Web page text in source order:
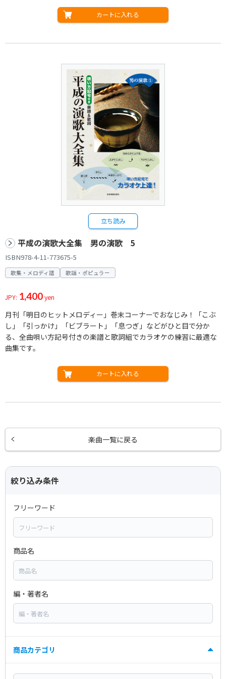
カートに入れる
立ち読み
平成の演歌大全集 男の演歌 5
ISBN978-4-11-773675-5
歌集・メロディ譜 歌謡・ポピュラー
JPY: 1,400yen
月刊「明日のヒットメロディー」巻末コーナーでおなじみ！「こぶ
し」「引っかけ」「ビブラート」「息つぎ」などがひと目で分か
る、全曲唄い方記号付きの楽譜と歌詞組でカラオケの練習に最適な
曲集です。
カートに入れる
楽曲一覧に戻る
絞り込み条件
フリーワード
商品名
編・著者名
商品カテゴリ